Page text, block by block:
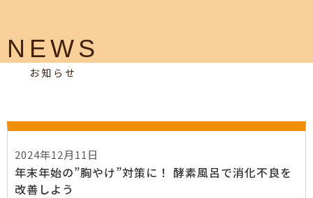
NEWS
お知らせ
2024年12月11日
年末年始の”胸やけ”対策に！ 酵素風呂で消化不良を
改善しよう